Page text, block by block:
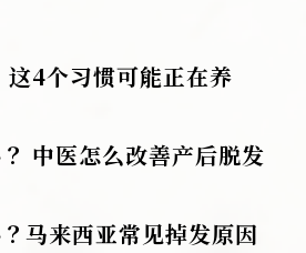
4个习惯可能正在养
中医怎么改善产后脱发
马来西亚常见掉发原因